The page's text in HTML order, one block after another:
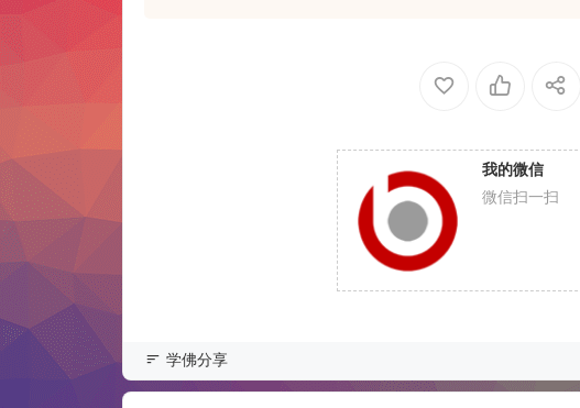
我的微信
微信扫一扫
学佛分享